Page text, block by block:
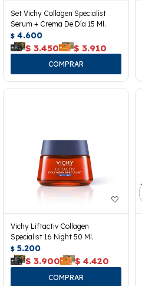
Set Vichy Collagen Specialist
Serum + Crema De Día 15 Ml.
$ 4.600
$ 3.450 $ 3.910
Vichy Liftactiv Collagen
Specialist 16 Night 50 Ml.
$ 5.200
$ 3.900 $ 4.420